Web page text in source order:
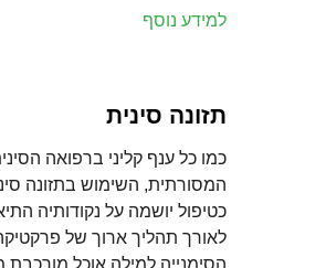
למידע נוסף
תזונה סינית
כמו כל ענף קליני ברפואה
המסורתית, השימוש בתזונה
כטיפול יושמה על נקודותיה
לאורך תהליך ארוך של
הסימנייה למילה אוכל מורכבת